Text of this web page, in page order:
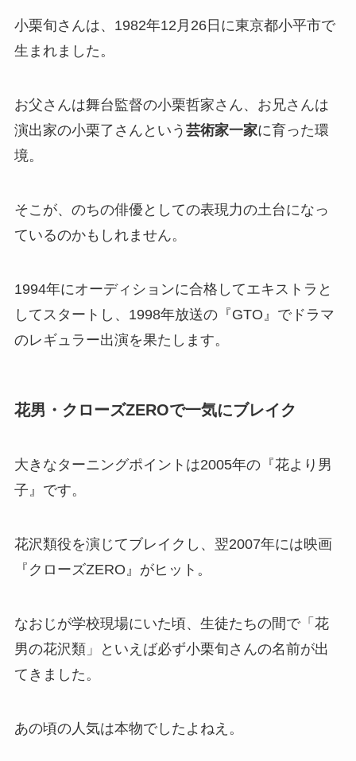
小栗旬さんは、1982年12月26日に東京都小平市で
生まれました。
お父さんは舞台監督の小栗哲家さん、お兄さんは
演出家の小栗了さんという 芸術家一家に育った環
境。
そこが、のちの俳優としての表現力の土台になっ
ているのかもしれません。
1994年にオーディションに合格してエキストラと
してスタートし、1998年放送の『GTO』でドラマ
のレギュラー出演を果たします。
花男・クローズZEROで一気にブレイク
大きなターニングポイントは2005年の『花より男
子』です。
花沢類役を演じてブレイクし、翌2007年には映画
『クローズZERO』がヒット。
なおじが学校現場にいた頃、生徒たちの間で「花
男の花沢類」といえば必ず小栗旬さんの名前が出
てきました。
あの頃の人気は本物でしたよねえ。